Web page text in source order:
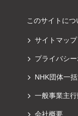
このサイトにつ
サイトマップ
プライバシ
NHK団体一
一般事業主
会社概要